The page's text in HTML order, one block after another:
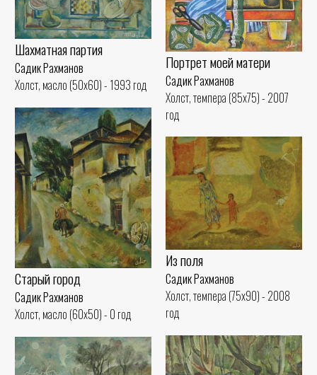
Портрет моей матери
Садик Рахманов
Холст, темпера (85x75) - 2007
год
Шахматная партия
Садик Рахманов
Холст, масло (50x60) - 1993 год
Старый город
Садик Рахманов
Холст, масло (60x50) - 0 год
Из поля
Садик Рахманов
Холст, темпера (75x90) - 2008
год